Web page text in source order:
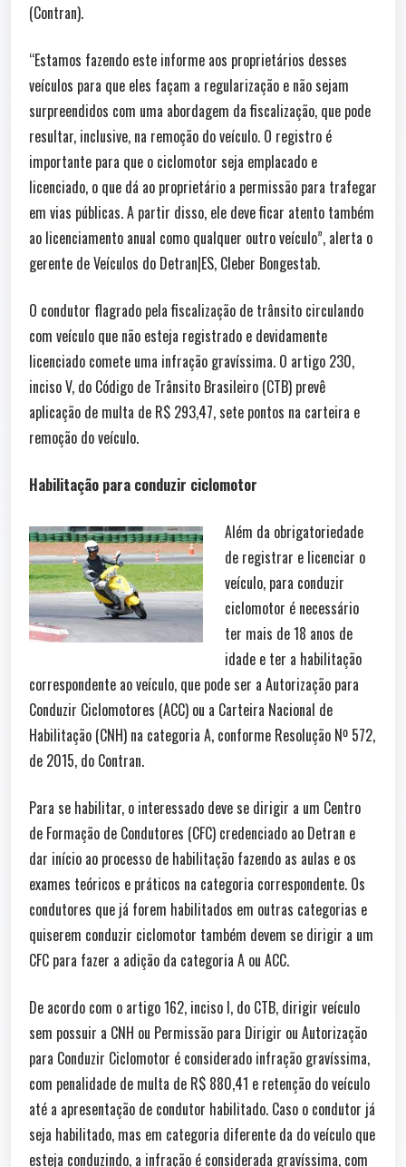
(Contran).
“Estamos fazendo este informe aos proprietários desses
veículos para que eles façam a regularização e não sejam
surpreendidos com uma abordagem da fiscalização, que pode
resultar, inclusive, na remoção do veículo. O registro é
importante para que o ciclomotor seja emplacado e
licenciado, o que dá ao proprietário a permissão para trafegar
em vias públicas. A partir disso, ele deve ficar atento também
ao licenciamento anual como qualquer outro veículo”, alerta o
gerente de Veículos do Detran|ES, Cleber Bongestab.
O condutor flagrado pela fiscalização de trânsito circulando
com veículo que não esteja registrado e devidamente
licenciado comete uma infração gravíssima. O artigo 230,
inciso V, do Código de Trânsito Brasileiro (CTB) prevê
aplicação de multa de R$ 293,47, sete pontos na carteira e
remoção do veículo.
Habilitação para conduzir ciclomotor
Além da obrigatoriedade
de registrar e licenciar o
veículo, para conduzir
ciclomotor é necessário
ter mais de 18 anos de
idade e ter a habilitação
correspondente ao veículo, que pode ser a Autorização para
Conduzir Ciclomotores (ACC) ou a Carteira Nacional de
Habilitação (CNH) na categoria A, conforme Resolução Nº 572,
de 2015, do Contran.
Para se habilitar, o interessado deve se dirigir a um Centro
de Formação de Condutores (CFC) credenciado ao Detran e
dar início ao processo de habilitação fazendo as aulas e os
exames teóricos e práticos na categoria correspondente. Os
condutores que já forem habilitados em outras categorias e
quiserem conduzir ciclomotor também devem se dirigir a um
CFC para fazer a adição da categoria A ou ACC.
De acordo com o artigo 162, inciso I, do CTB, dirigir veículo
sem possuir a CNH ou Permissão para Dirigir ou Autorização
para Conduzir Ciclomotor é considerado infração gravíssima,
com penalidade de multa de R$ 880,41 e retenção do veículo
até a apresentação de condutor habilitado. Caso o condutor já
seja habilitado, mas em categoria diferente da do veículo que
esteja conduzindo, a infração é considerada gravíssima, com